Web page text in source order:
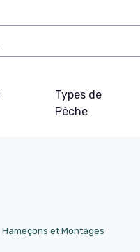
Types de
Pêche
Hameçons et Montages